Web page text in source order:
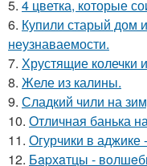
5. 4 цветка, которые
6. Купили старый дом
неузнаваемости.
7. Хрустящие колечки
8. Желе из калины.
9. Сладкий чили на
10. Отличная банька
11. Огурчики в аджике
12. Бapхaтцы -